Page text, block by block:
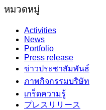
หมวดหมู่
Activities
News
Portfolio
Press release
ข่าวประชาสัมพันธ์
ภาพกิจกรรมบริษัท
เกร็ดความรู้
プレスリリース